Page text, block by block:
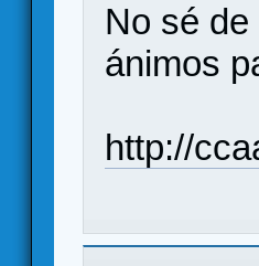
No sé
ánimos
http://